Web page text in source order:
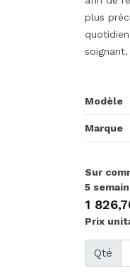
plus
soignant.
Modèle
Marque
Sur
5
1
Prix
Qté